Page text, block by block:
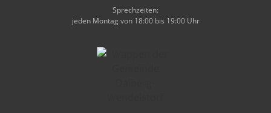
Sprechzeiten:
jeden Montag von 18:00 bis 19:00 Uhr